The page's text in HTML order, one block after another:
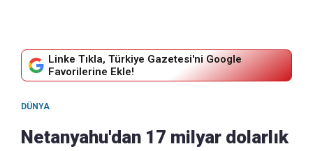
Linke Tıkla, Türkiye Gazetesi'ni Google
Favorilerine Ekle!
DÜNYA
Netanyahu'dan 17 milyar dolarlık